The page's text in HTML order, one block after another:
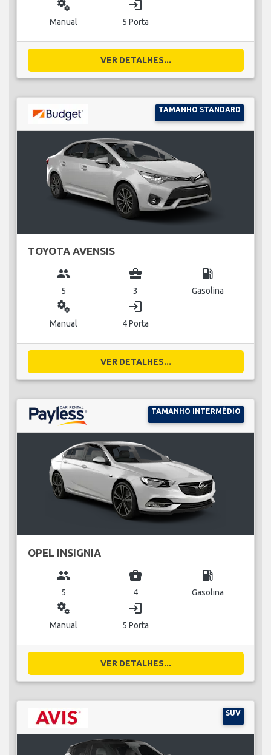
miscellaneous_services
Manual
login
5 Porta
VER DETALHES...
TAMANHO STANDARD
TOYOTA AVENSIS
group
5
business_center
3
local_gas_station
Gasolina
miscellaneous_services
Manual
login
4 Porta
VER DETALHES...
TAMANHO INTERMÉDIO
OPEL INSIGNIA
group
5
business_center
4
local_gas_station
Gasolina
miscellaneous_services
Manual
login
5 Porta
VER DETALHES...
SUV